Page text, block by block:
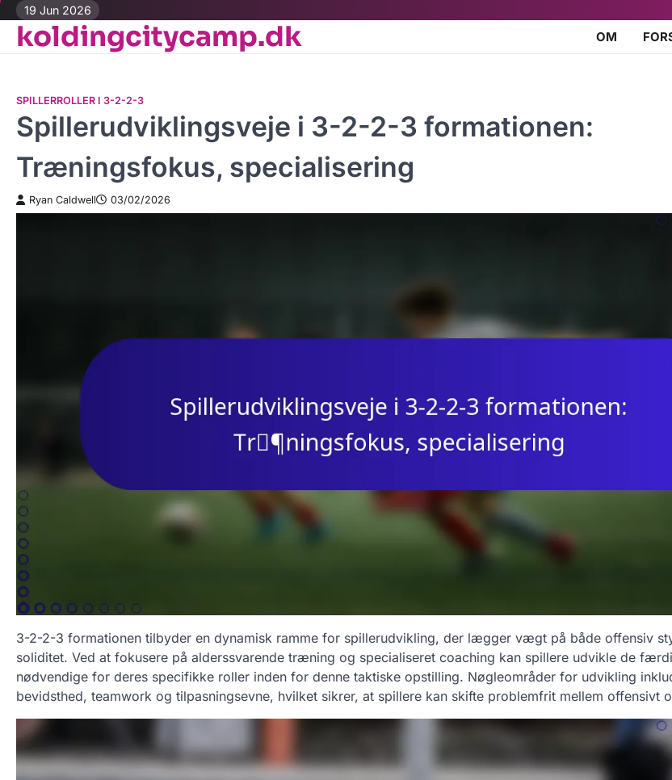
Skip
content
19 Jun 2026
koldingcitycamp.dk OM
SPILLERROLLER I 3-2-2-3
Spillerudviklingsveje i 3-2-2-3 formationen:
Træningsfokus, specialisering
Ryan Caldwell 03/02/2026
3-2-2-3 formationen tilbyder en dynamisk ramme for spillerudvikling, der lægger vægt på både offensiv
soliditet. Ved at fokusere på alderssvarende træning og specialiseret coaching kan spillere udvikle de
nødvendige for deres specifikke roller inden for denne taktiske opstilling. Nøgleområder for udvikling
bevidsthed, teamwork og tilpasningsevne, hvilket sikrer, at spillere kan skifte problemfrit mellem offensivt